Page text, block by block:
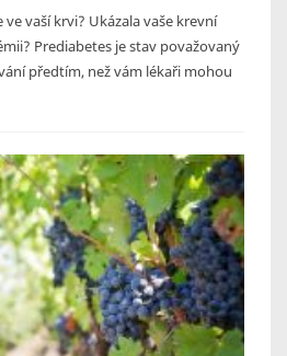
vaší krvi? Ukázala vaše krevní
Prediabetes je stav považovaný
předtím, než vám lékaři mohou